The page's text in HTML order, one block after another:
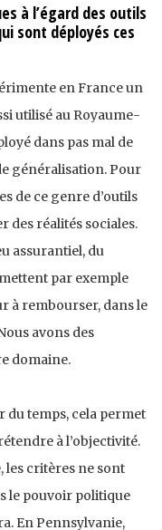
à l’égard des outils
sont déployés ces
en France un
utilisé au Royaume-
dans pas mal de
généralisation. Pour
de ce genre d’outils
des réalités sociales.
assurantiel, du
par exemple
à rembourser, dans le
avons des
domaine.
du temps, cela permet
à l’objectivité.
les critères ne sont
le pouvoir politique
En Pennsylvanie,